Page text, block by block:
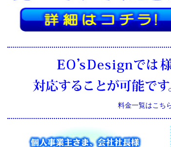
料金一覧はこち